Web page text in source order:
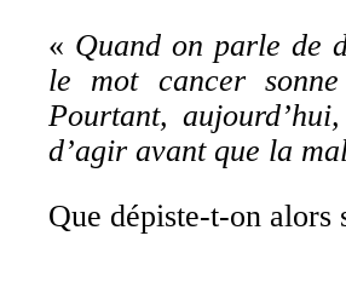
« Quand on parle de
le mot cancer
Pourtant,
d’agir avant que la
Que dépiste-t-on alors